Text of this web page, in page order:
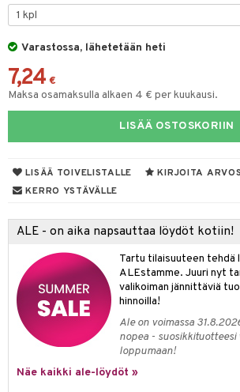
Varastossa, lähetetään heti
7,24 €
Maksa osamaksulla alkaen 4 € per kuukausi.
LISÄÄ OSTOSKORIIN
LISÄÄ TOIVELISTALLE
KIRJOITA
KERRO YSTÄVÄLLE
ALE - on aika napsauttaa löydöt kotiin!
Tartu tilaisuuteen tehdä
ALEstamme. Juuri nyt
valikoiman jännittäviä
hinnoilla!
Ale on voimassa
nopea - suosikkituotteesi
loppumaan!
Näe kaikki ale-löydöt »
& Vihannesveitset
sisustus
tarvikkeita
tekstiilit
koristelu
säilytys
tekstiilit
Saalit
& Tyynyliinat
& Peitot
& Koukut
& Korit
& Veistokset
& Lyhdyt
tekstiilit
tekstiilit
hyönteissuoja
& Lyhdyt
& vastauksia